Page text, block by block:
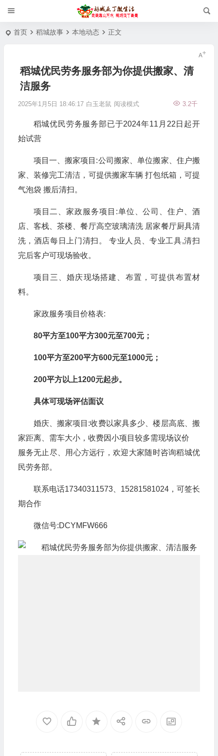
首页 稻城故事 本地动态 正文
稻城优民劳务服务部为你提供搬家、清
洁服务
2025年1月5日 18:46:17 白玉老鼠 3.2千
阅读模式
稻城优民劳务服务部已于2024年11月22日起开
始试营
项目一、搬家项目:公司搬家、单位搬家、住户搬
家、装修完工清洁，可提供搬家车辆 打包纸箱，可提
气泡袋 搬后清扫。
项目二、家政服务项目:单位、公司、住户、酒
店、客栈、茶楼、餐厅高空玻璃清洗 居家餐厅厨具清
洗，酒店每日上门清扫。 专业人员、专业工具,清扫
完后客户可现场验收。
项目三、婚庆现场搭建、布置，可提供布置材
料。
家政服务项目价格表:
80平方至100平方300元至700元；
100平方至200平方600元至1000元；
200平方以上1200元起步。
具体可现场评估面议
婚庆、搬家项目:收费以家具多少、楼层高底、搬
家距离、需车大小，收费因小项目较多需现场议价
服务无止尽、用心方远行，欢迎大家随时咨询稻城优
民劳务部。
联系电话17340311573、15281581024，可签长
期合作
微信号:DCYMFW666